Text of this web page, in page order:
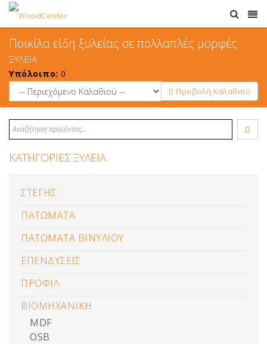
Ποικίλα είδη ξυλείας σε πολλαπλές μορφές
ΞΥΛΕΙΑ
Υπόλοιπο: 0
Προβολή Καλαθιού
ΚΑΤΗΓΟΡΙΕΣ ΞΥΛΕΙΑ
ΣΤΕΓΗΣ
ΠΑΤΩΜΑΤΑ
ΠΑΤΩΜΑΤΑ ΒΙΝΥΛΙΟΥ
ΕΠΕΝΔΥΣΕΙΣ
ΠΡΟΦΙΛ
ΒΙΟΜΗΧΑΝΙΚΗ
MDF
OSB